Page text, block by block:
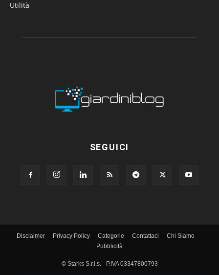
Utilità
SEGUICI
Disclaimer Privacy Policy Categorie Contattaci
Chi Siamo
Pubblicità
© Starks S.r.l.s. - P.IVA 03347800793